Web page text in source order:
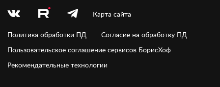
Карта сайта
Политика обработки ПД
Согласие на обработку ПД
Пользовательское соглашение сервисов БорисХоф
Рекомендательные технологии